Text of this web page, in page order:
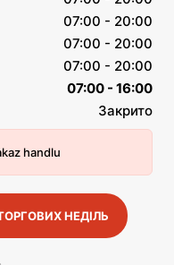
07:00 - 20:00
07:00 - 20:00
07:00 - 20:00
07:00 - 16:00
Закрито
handlu
НЕДІЛЬ